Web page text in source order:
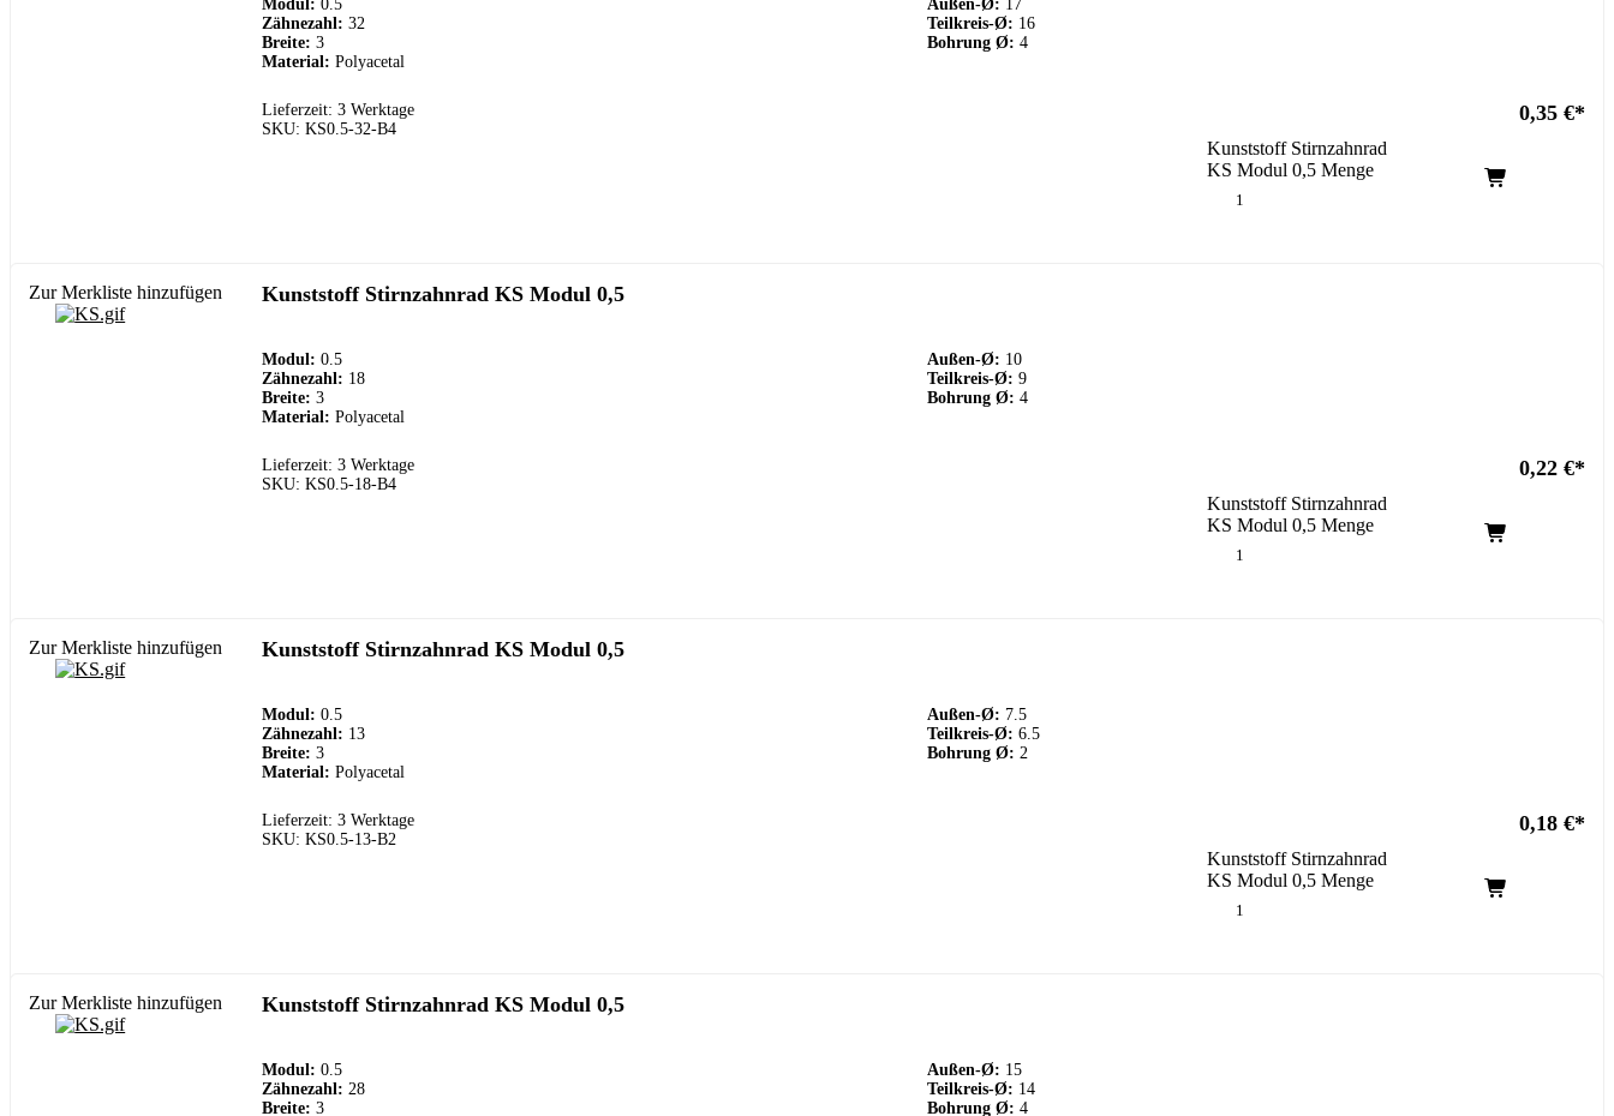
Modul: 0.5 Außen-Ø: 17
Zähnezahl: 32 Teilkreis-Ø: 16
Breite: 3 Bohrung Ø: 4
Material: Polyacetal
Lieferzeit: 3 Werktage
SKU: KS0.5-32-B4
0,35 €
Kunststoff Stirnzahnrad
KS Modul 0,5 Menge
Zur Merkliste hinzufügen Kunststoff Stirnzahnrad KS Modul 0,5
Modul: 0.5 Außen-Ø: 10
Zähnezahl: 18 Teilkreis-Ø: 9
Breite: 3 Bohrung Ø: 4
Material: Polyacetal
Lieferzeit: 3 Werktage
SKU: KS0.5-18-B4
0,22 €
Kunststoff Stirnzahnrad
KS Modul 0,5 Menge
Zur Merkliste hinzufügen Kunststoff Stirnzahnrad KS Modul 0,5
Modul: 0.5 Außen-Ø: 7.5
Zähnezahl: 13 Teilkreis-Ø: 6.5
Breite: 3 Bohrung Ø: 2
Material: Polyacetal
Lieferzeit: 3 Werktage
SKU: KS0.5-13-B2
0,18 €
Kunststoff Stirnzahnrad
KS Modul 0,5 Menge
Zur Merkliste hinzufügen Kunststoff Stirnzahnrad KS Modul 0,5
Modul: 0.5 Außen-Ø: 15
Zähnezahl: 28 Teilkreis-Ø: 14
Breite: 3 Bohrung Ø: 4